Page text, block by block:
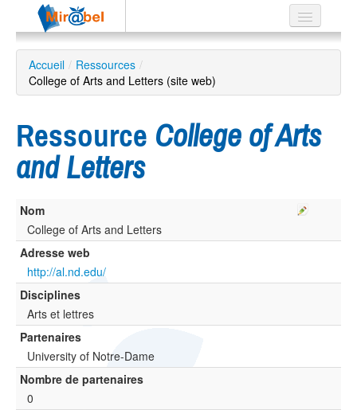
Le réseau
Soutien
avancée
EN
ES
?
Accueil / Ressources /
College of Arts and Letters (site web)
Ressource College of Arts
and Letters
Nom
College of Arts and Letters
Adresse web
http://al.nd.edu/
Disciplines
Arts et lettres
Partenaires
University of Notre-Dame
Nombre de partenaires
0